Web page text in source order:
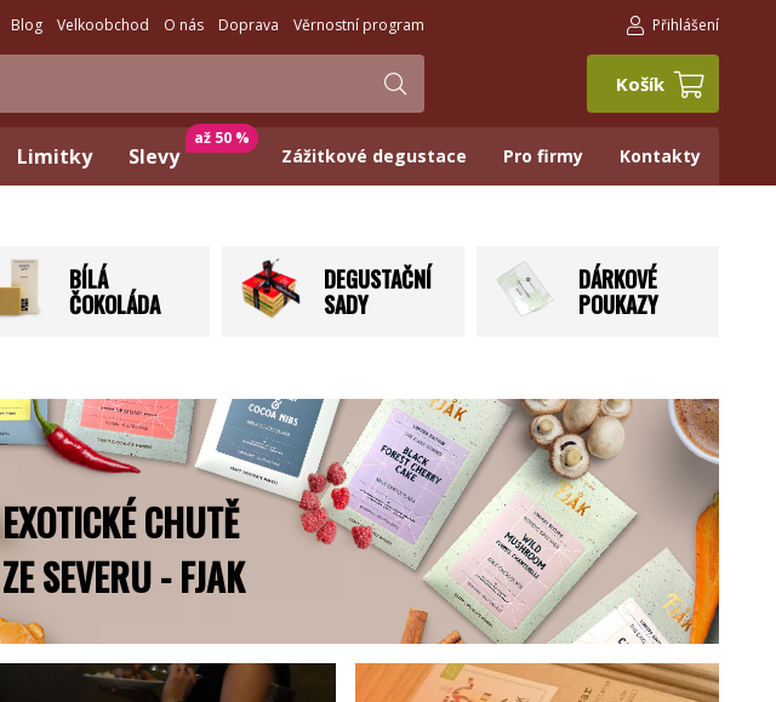
Blog Velkoobchod O nás Doprava Věrnostní program Přihlášení
Košík
Limitky Slevy
až 50 %
Zážitkové degustace Pro firmy Kontakty
BÍLÁ
ČOKOLÁDA
DEGUSTAČNÍ
SADY
DÁRKOVÉ
POUKAZY
EXOTICKÉ CHUTĚ
ZE SEVERU - FJAK